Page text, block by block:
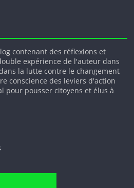
contenant des réflexions et
expérience de l'auteur dans
la lutte contre le changement
conscience des leviers d'action
pour pousser citoyens et élus à